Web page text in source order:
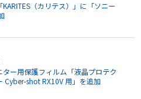
（カリテス）」に「ソニー
ター用保護フィルム「液晶プロテク
Cyber-shot RX10V 用」を追加